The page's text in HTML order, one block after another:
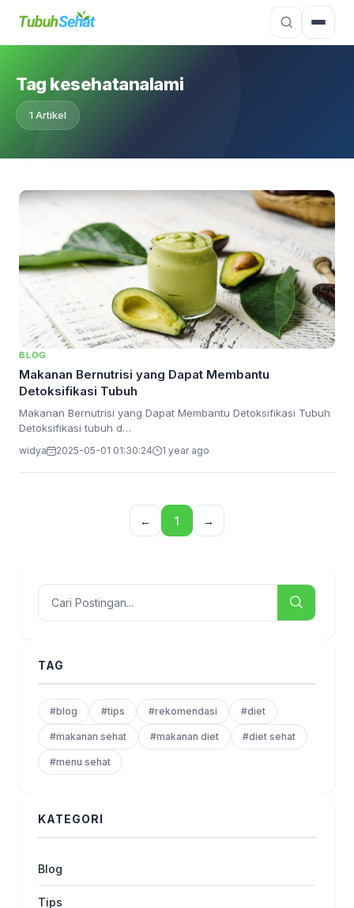
Tag kesehatanalami
1 Artikel
BLOG
Makanan Bernutrisi yang Dapat Membantu
Detoksifikasi Tubuh
Makanan Bernutrisi yang Dapat Membantu Detoksifikasi Tubuh
Detoksifikasi tubuh d…
widya 2025-05-01 01:30:24 1 year ago
← 1 →
TAG
#blog #tips #rekomendasi #diet
#makanan sehat #makanan diet #diet sehat
#menu sehat
KATEGORI
Blog
Tips